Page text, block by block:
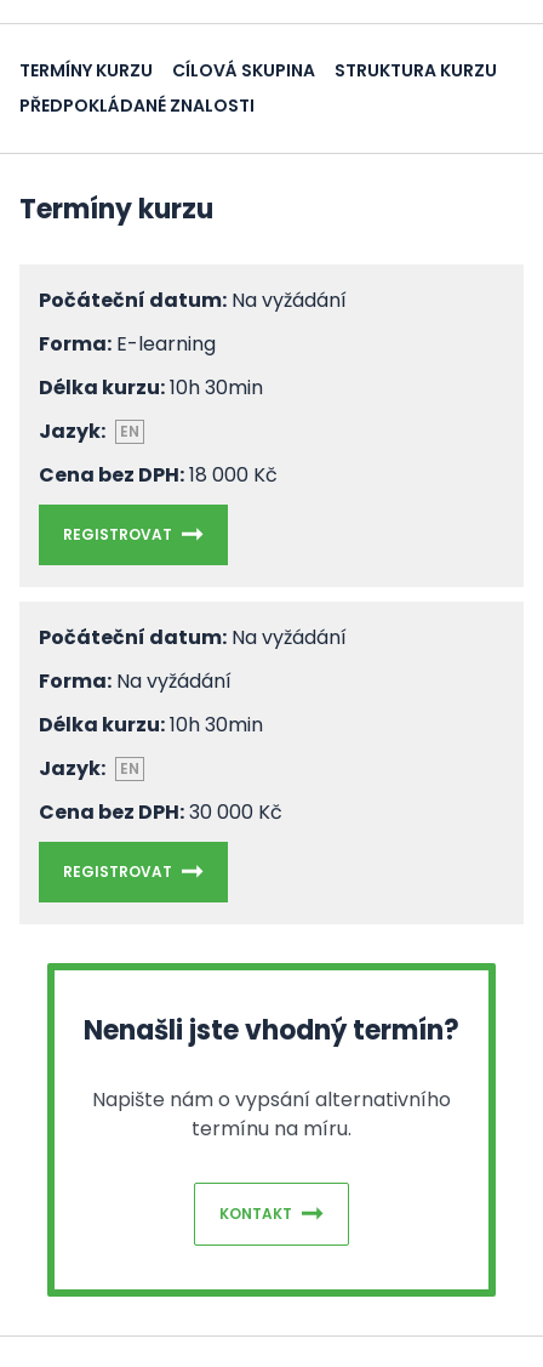
TERMÍNY KURZU CÍLOVÁ SKUPINA
STRUKTURA KURZU
PŘEDPOKLÁDANÉ ZNALOSTI
Termíny kurzu
Počáteční datum: Na vyžádání
Forma: E-learning
Délka kurzu:10h 30min
Jazyk:
EN
Cena bez DPH:18 000 Kč
REGISTROVAT
Počáteční datum: Na vyžádání
Forma: Na vyžádání
Délka kurzu:10h 30min
Jazyk:
EN
Cena bez DPH:30 000 Kč
REGISTROVAT
Nenašli jste vhodný termín?
Napište nám o vypsání alternativního
termínu na míru.
KONTAKT